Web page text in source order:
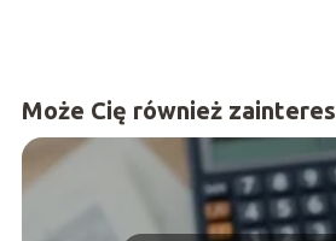
Może Cię również